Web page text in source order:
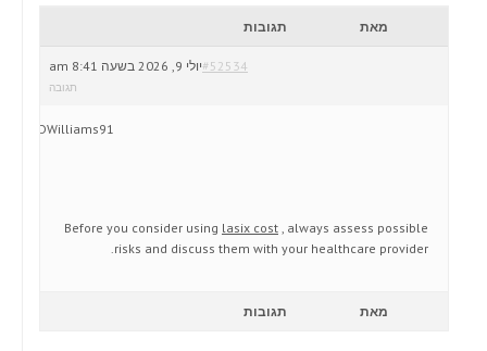
מאת תגובות
יולי 9, 2026 בשעה 8:41 am#52534
תגובה
DWilliams91
Before you consider using lasix cost , always assess possible
risks and discuss them with your healthcare provider.
מאת תגובות